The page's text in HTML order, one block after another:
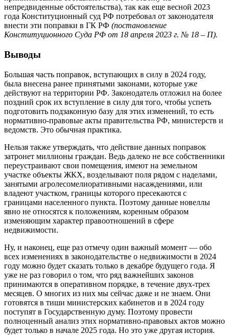
непредвиденные обстоятельства), так как еще весной 2023
года Конституционный суд РФ потребовал от законодателя
внести эти поправки в ГК РФ (постановление
Конституционного Суда РФ от 18 апреля 2023 г. № 18 – П).
Выводы
Большая часть поправок, вступающих в силу в 2024 году,
была внесена ранее принятыми законами, которые уже
действуют на территории РФ. Законодатель отложил на более
поздний срок их вступление в силу для того, чтобы успеть
подготовить подзаконную базу для этих изменений, то есть
нормативно-правовые акты правительства РФ, министерств и
ведомств. Это обычная практика.
Нельзя также утверждать, что действие данных поправок
затронет миллионы граждан. Ведь далеко не все собственники
переустраивают свои помещения, имеют на земельном
участке объекты ЖКХ, возделывают поля рядом с наделами,
занятыми агролесомелиоративными насаждениями, или
владеют участком, границы которого пресекаются с
границами населенного пункта. Поэтому данные новеллы
явно не относятся к положениям, коренным образом
изменяющим характер правоотношений в сфере
недвижимости.
Ну, и наконец, еще раз отмечу один важный момент — обо
всех изменениях в законодательстве о недвижимости в 2024
году можно будет сказать только в декабре будущего года. Я
уже не раз говорил о том, что ряд важнейших законов
принимаются в оперативном порядке, в течение двух-трех
месяцев. О многих из них мы сейчас даже и не знаем. Они
готовятся в тиши министерских кабинетов и в 2024 году
поступят в Государственную думу. Поэтому провести
полноценный анализ этих нормативно-правовых актов можно
будет только в начале 2025 года. Но это уже другая история.